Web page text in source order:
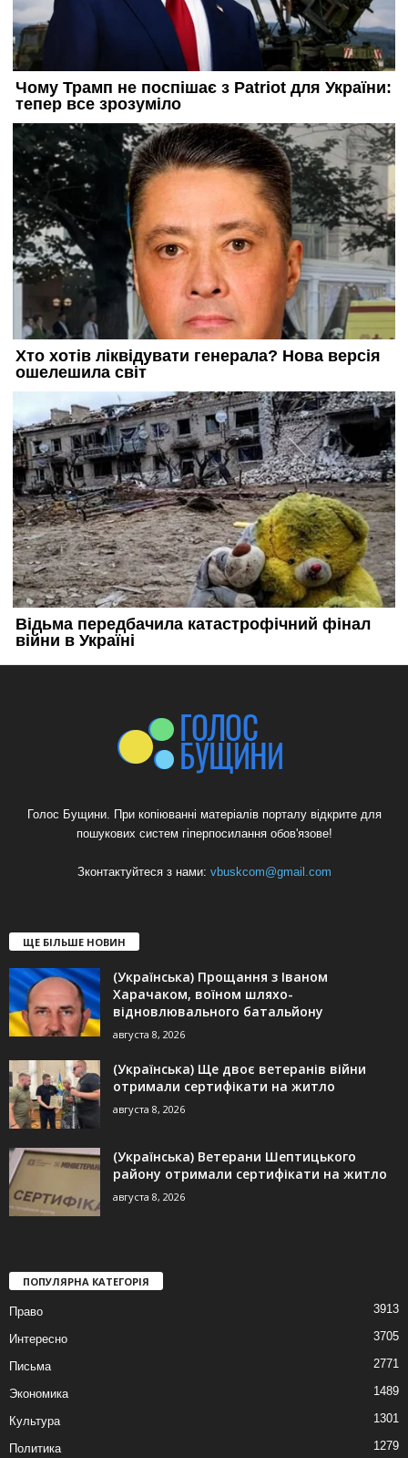
Голос Бущини. При копіюванні матеріалів порталу відкрите для
пошукових систем гіперпосилання обов'язове!
Зконтактуйтеся з нами: vbuskcom@gmail.com
ЩЕ БІЛЬШЕ НОВИН
(Українська) Прощання з Іваном
Харачаком, воїном шляхо-
відновлювального батальйону
августа 8, 2026
(Українська) Ще двоє ветеранів війни
отримали сертифікати на житло
августа 8, 2026
(Українська) Ветерани Шептицького
району отримали сертифікати на житло
августа 8, 2026
ПОПУЛЯРНА КАТЕГОРІЯ
Право 3913
Интересно 3705
Письма 2771
Экономика 1489
Культура 1301
Политика 1279